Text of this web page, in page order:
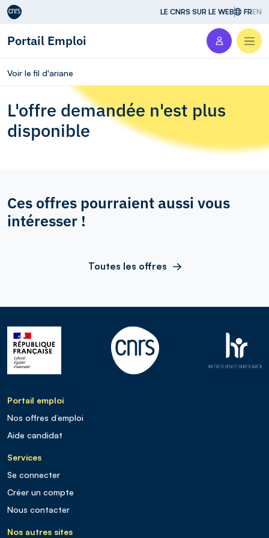
Aller au contenu LE CNRS SUR LE WEB FREN
Portail Emploi
Voir le fil d'ariane
L'offre demandée n'est plus
disponible
Ces offres pourraient aussi vous
intéresser !
Toutes les offres
Portail emploi
Nos offres d’emploi
Aide candidat
Services
Se connecter
Créer un compte
Nous contacter
Nos autres sites